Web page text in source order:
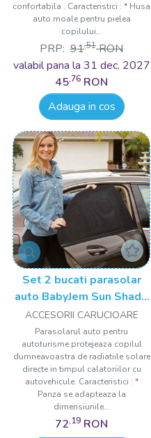
confortabila . Caracteristici : * Husa
auto moale pentru pielea
copilului...
PRP: 91,51 RON
valabil pana la 31 dec. 2027
45,76 RON
Adauga in cos
Set 2 bucati parasolar
auto BabyJem Sun Shade
Cover
ACCESORII CARUCIOARE
Parasolarul auto pentru
autoturisme protejeaza copilul
dumneavoastra de radiatiile solare
directe in timpul calatoriilor cu
autovehicule. Caracteristici : *
Panza se adapteaza la
dimensiunile...
72,19 RON